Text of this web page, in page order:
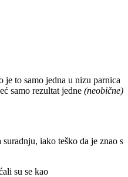
to samo jedna u nizu parnica
samo rezultat jedne (neobične)
iako teško da je znao s
su se kao